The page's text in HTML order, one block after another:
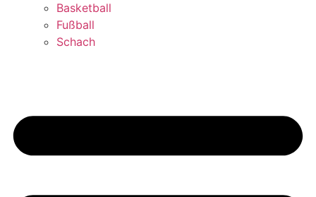
Basketball
Fußball
Schach